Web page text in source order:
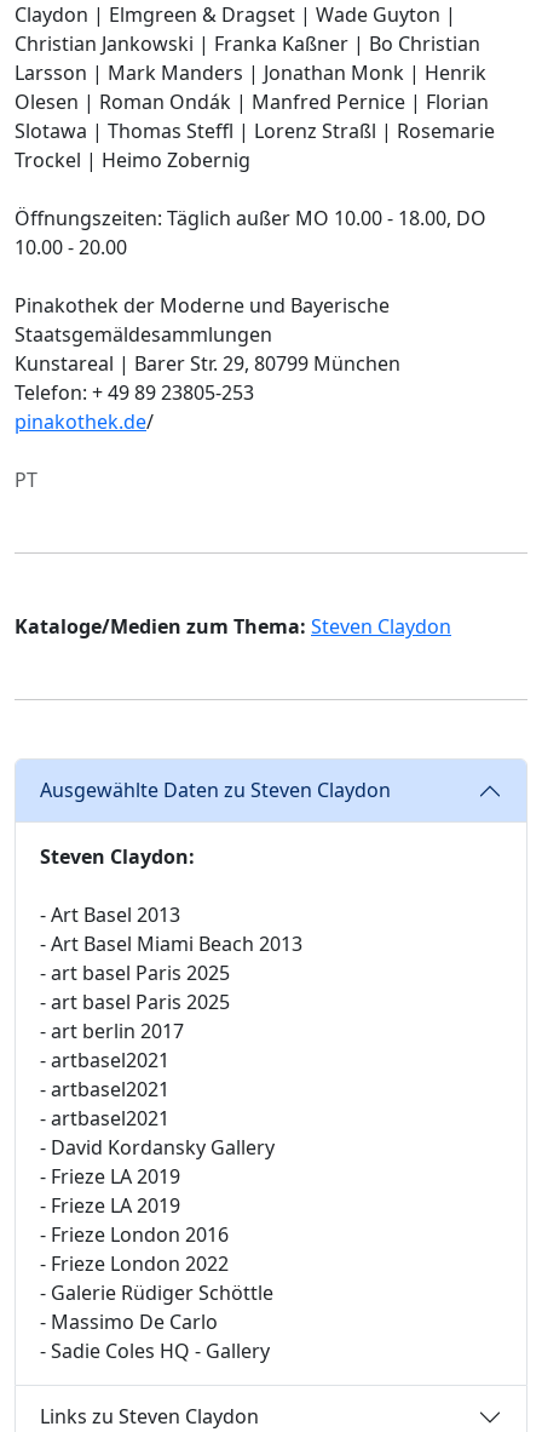
Claydon | Elmgreen & Dragset | Wade Guyton |
Christian Jankowski | Franka Kaßner | Bo Christian
Larsson | Mark Manders | Jonathan Monk | Henrik
Olesen | Roman Ondák | Manfred Pernice | Florian
Slotawa | Thomas Steffl | Lorenz Straßl | Rosemarie
Trockel | Heimo Zobernig
Öffnungszeiten: Täglich außer MO 10.00 - 18.00, DO
10.00 - 20.00
Pinakothek der Moderne und Bayerische
Staatsgemäldesammlungen
Kunstareal | Barer Str. 29, 80799 München
Telefon: + 49 89 23805-253
pinakothek.de/
PT
Kataloge/Medien zum Thema: Steven Claydon
Ausgewählte Daten zu Steven Claydon
Steven Claydon:
- Art Basel 2013
- Art Basel Miami Beach 2013
- art basel Paris 2025
- art basel Paris 2025
- art berlin 2017
- artbasel2021
- artbasel2021
- artbasel2021
- David Kordansky Gallery
- Frieze LA 2019
- Frieze LA 2019
- Frieze London 2016
- Frieze London 2022
- Galerie Rüdiger Schöttle
- Massimo De Carlo
- Sadie Coles HQ - Gallery
Links zu Steven Claydon